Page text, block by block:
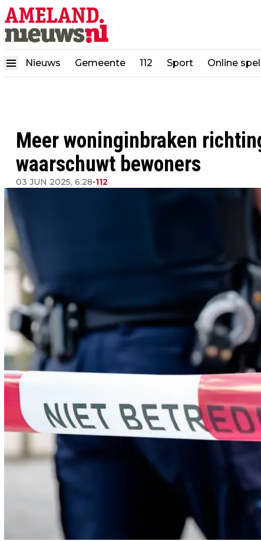
Nieuws Gemeente 112 Sport Online
Meer woninginbraken
waarschuwt bewoners
03 JUN 2025, 6:28•112